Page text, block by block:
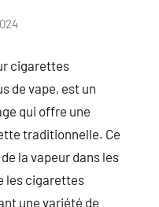
cigarettes
de vape, est un
qui offre une
traditionnelle. Ce
la vapeur dans les
les cigarettes
une variété de